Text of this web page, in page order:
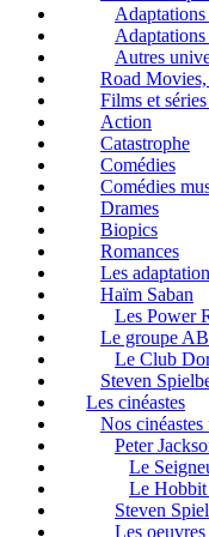
Autres
Road
Films et
Action
Catastrophe
Comédies
Comédies
Drames
Biopics
Romances
Les
Haïm Saban
Les Power
Le groupe
Le Club
Steven
Les cinéastes
Nos
Peter
Le
Le
Steven
Les